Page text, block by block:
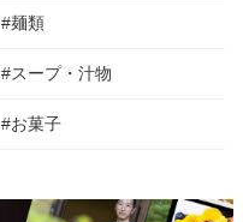
#麺類
#スープ・汁物
#お菓子